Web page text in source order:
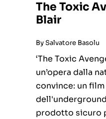
The Toxic
Blair
BySalvatore Basolu
‘The Toxic
un’opera dalla
convince: un
prodotto sicuro